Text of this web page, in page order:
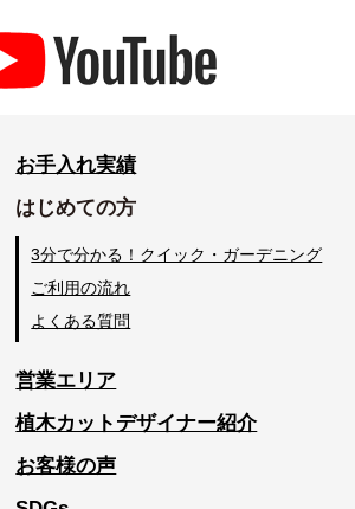
お手入れ実績
はじめての方
3分で分かる！クイック・ガーデニング
ご利用の流れ
よくある質問
営業エリア
植木カットデザイナー紹介
お客様の声